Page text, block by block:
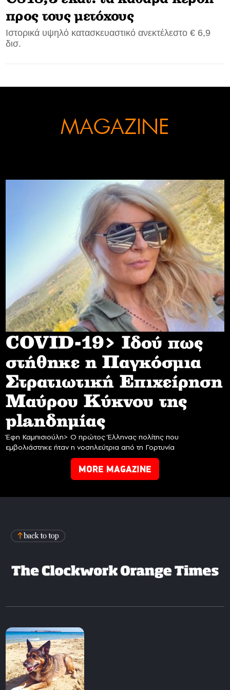
CONTACT
ADVERTISE
προς τους μετόχους
Ιστορικά υψηλό κατασκευαστικό ανεκτέλεστο € 6,9
δισ.
MAGAZINE
COVID-19> Iδού πως
στήθηκε η Παγκόσμια
Στρατιωτική Επιχείρηση
Mαύρου Κύκνου της
planδημίας
Έφη Καμπισιούλη> Ο πρώτος Έλληνας πολίτης που
εμβολιάστηκε ήταν η νοσηλεύτρια από τη Γορτυνία
MORE MAGAZINE